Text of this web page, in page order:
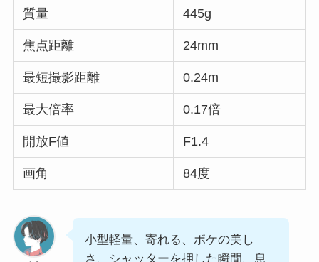
質量 445g
焦点距離 24mm
最短撮影距離 0.24m
最大倍率 0.17倍
開放F値 F1.4
画角 84度
小型軽量、寄れる、ボケの美し
さ、シャッターを押した瞬間、息